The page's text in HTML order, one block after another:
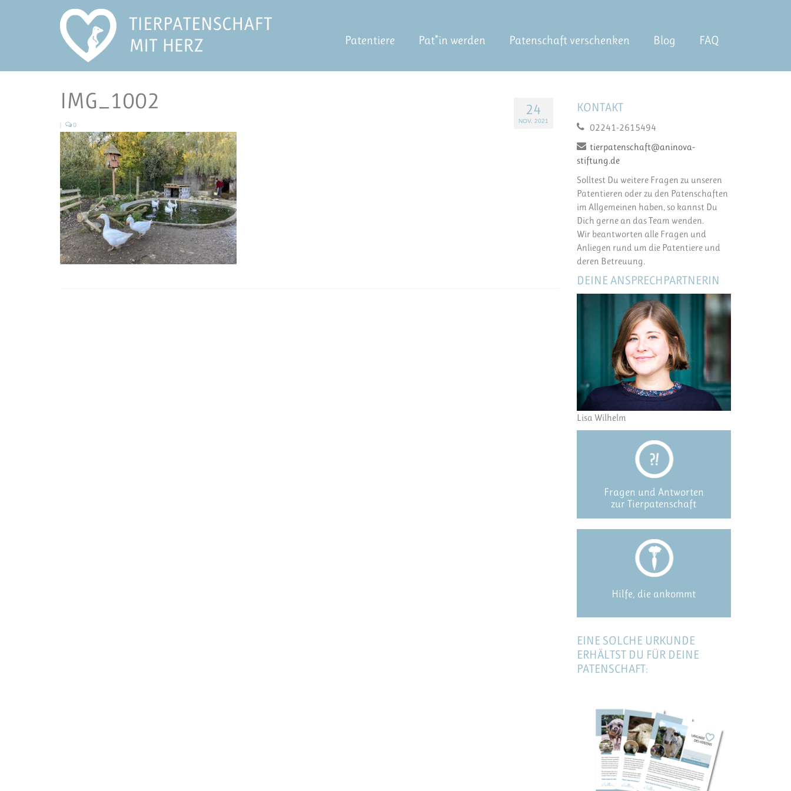
Patentiere Pat*in werden Patenschaft verschenken Blog FAQ
24
NOV. 2021
IMG_1002
0
KONTAKT
02241-2615494
tierpatenschaft@aninova-
stiftung.de
Solltest Du weitere Fragen zu unseren
Patentieren oder zu den Patenschaften
im Allgemeinen haben, so kannst Du
Dich gerne an das Team wenden.
Wir beantworten alle Fragen und
Anliegen rund um die Patentiere und
deren Betreuung.
DEINE ANSPRECHPARTNERIN
Lisa Wilhelm
Fragen und Antworten
zur Tierpatenschaft
Hilfe, die ankommt
EINE SOLCHE URKUNDE
ERHÄLTST DU FÜR DEINE
PATENSCHAFT: